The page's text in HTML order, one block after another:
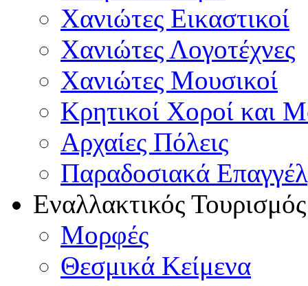
Χανιώτες Εικαστικοί
Χανιώτες Λογοτέχνες
Χανιώτες Μουσικοί
Κρητικοί Χοροί και
Αρχαίες Πόλεις
Παραδοσιακά
Εναλλακτικός Τουρισμός
Μορφές
Θεσμικά Κείμενα